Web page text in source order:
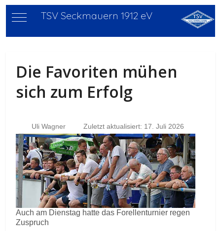
Mobile Menu Toggle
TSV Seckmauern 1912 eV
Die Favoriten mühen
sich zum Erfolg
Uli Wagner Zuletzt aktualisiert: 17. Juli 2026
Auch am Dienstag hatte das Forellenturnier regen
Zuspruch